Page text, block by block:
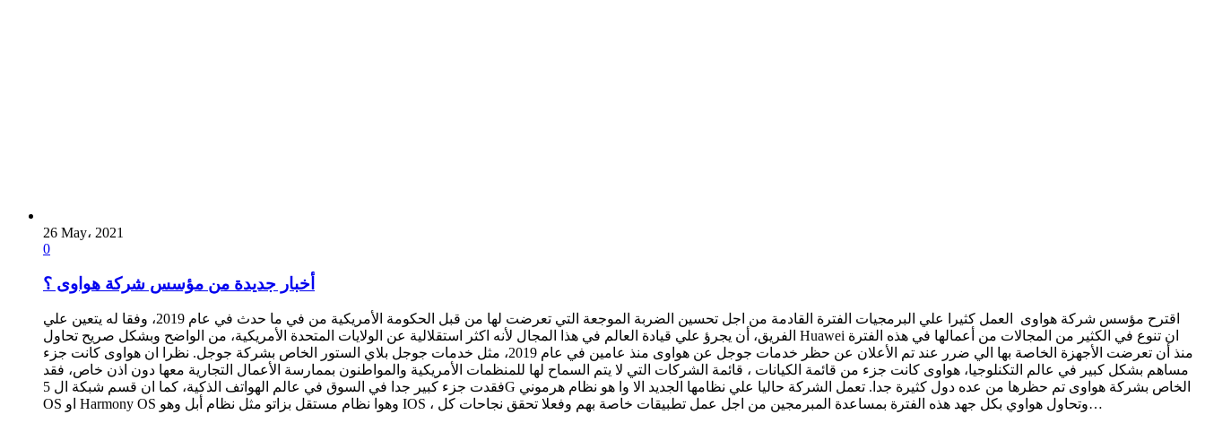
26 May، 2021
0
أخبار جديدة من مؤسس شركة هواوى ؟
اقترح مؤسس شركة هواوى العمل كثيرا علي البرمجيات الفترة القادمة من اجل تحسين الضربة الموجعة التي تعرضت لها من قبل الحكومة الأمريكية من في ما حدث في عام 2019، وفقا له يتعين علي
الفريق، أن يجرؤ علي قيادة العالم في هذا المجال لأنه اكثر استقلالية عن الولايات المتحدة الأمريكية، من الواضح وبشكل صريح تحاول Huawei ان تنوع في الكثير من المجالات من أعمالها في هذه الفترة
منذ أن تعرضت الأجهزة الخاصة بها الي ضرر عند تم الأعلان عن حظر خدمات جوجل عن هواوى منذ عامين في عام 2019، مثل خدمات جوجل بلاي الستور الخاص بشركة جوجل. نظرا ان هواوى كانت جزء
مساهم بشكل كبير في عالم التكنلوجيا، هواوى كانت جزء من قائمة الكيانات ، قائمة الشركات التي لا يتم السماح لها للمنظمات الأمريكية والمواطنون بممارسة الأعمال التجارية معها دون اذن خاص، فقد
فقدت جزء كبير جدا في السوق في عالم الهواتف الذكية، كما ان قسم شبكة ال 5G الخاص بشركة هواوى تم حظرها من عده دول كثيرة جدا. تعمل الشركة حاليا علي نظامها الجديد الا وا هو نظام هرموني
OS او Harmony OS وهوا نظام مستقل بزاتو مثل نظام أبل وهو IOS ، وتحاول هواوي بكل جهد هذه الفترة بمساعدة المبرمجين من اجل عمل تطبيقات خاصة بهم وفعلا تحقق نجاحات كل…